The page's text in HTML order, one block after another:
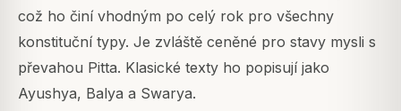
což ho činí vhodným po celý rok pro všechny
konstituční typy. Je zvláště ceněné pro stavy mysli s
převahou Pitta. Klasické texty ho popisují jako
Ayushya, Balya a Swarya.